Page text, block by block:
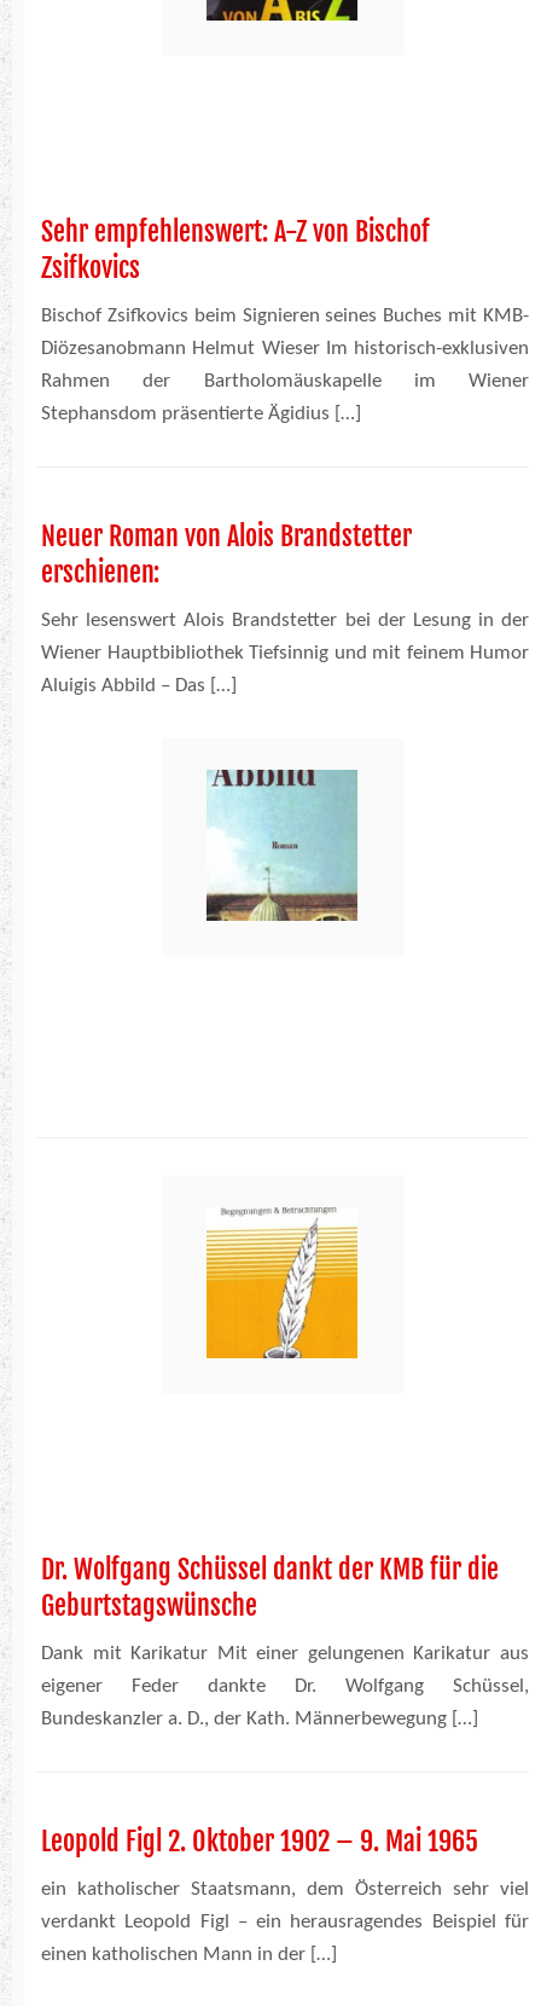
Sehr empfehlenswert: A-Z von Bischof
Zsifkovics
Bischof Zsifkovics beim Signieren seines Buches mit KMB-
Diözesanobmann Helmut Wieser Im historisch-exklusiven
Rahmen der Bartholomäuskapelle im Wiener
Stephansdom präsentierte Ägidius […]
Neuer Roman von Alois Brandstetter
erschienen:
Sehr lesenswert Alois Brandstetter bei der Lesung in der
Wiener Hauptbibliothek Tiefsinnig und mit feinem Humor
Aluigis Abbild – Das […]
Dr. Wolfgang Schüssel dankt der KMB für die
Geburtstagswünsche
Dank mit Karikatur Mit einer gelungenen Karikatur aus
eigener Feder dankte Dr. Wolfgang Schüssel,
Bundeskanzler a. D., der Kath. Männerbewegung […]
Leopold Figl 2. Oktober 1902 – 9. Mai 1965
ein katholischer Staatsmann, dem Österreich sehr viel
verdankt Leopold Figl – ein herausragendes Beispiel für
einen katholischen Mann in der […]